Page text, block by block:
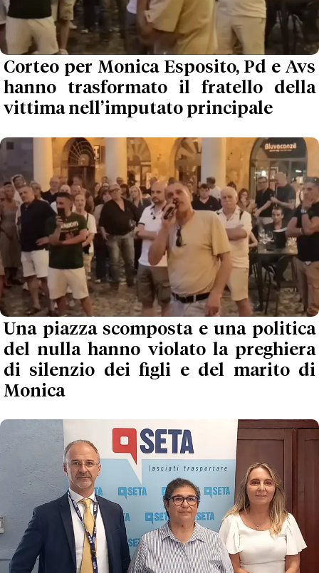
Corteo per Monica Esposito, Pd e Avs
hanno trasformato il fratello della
vittima nell’imputato principale
Una piazza scomposta e una politica
del nulla hanno violato la preghiera
di silenzio dei figli e del marito di
Monica